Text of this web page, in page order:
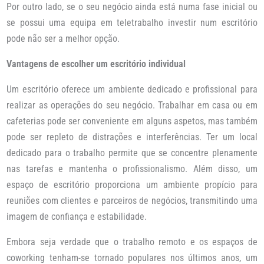
Por outro lado, se o seu negócio ainda está numa fase inicial ou
se possui uma equipa em teletrabalho investir num escritório
pode não ser a melhor opção.
Vantagens de escolher um escritório individual
Um escritório oferece um ambiente dedicado e profissional para
realizar as operações do seu negócio. Trabalhar em casa ou em
cafeterias pode ser conveniente em alguns aspetos, mas também
pode ser repleto de distrações e interferências. Ter um local
dedicado para o trabalho permite que se concentre plenamente
nas tarefas e mantenha o profissionalismo. Além disso, um
espaço de escritório proporciona um ambiente propício para
reuniões com clientes e parceiros de negócios, transmitindo uma
imagem de confiança e estabilidade.
Embora seja verdade que o trabalho remoto e os espaços de
coworking tenham-se tornado populares nos últimos anos, um